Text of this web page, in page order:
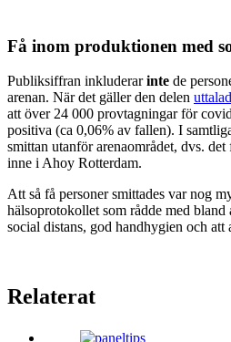
Få inom produktionen med
Publiksiffran inkluderarinte de
arenan. När det gäller den delen
att över 24 000 provtagningar för
positiva (ca 0,06% av fallen). I
smittan utanför arenaområdet, dvs.
inne i Ahoy Rotterdam.
Att så få personer smittades var nog
hälsoprotokollet som rådde med
social distans, god handhygien och att
Relaterat